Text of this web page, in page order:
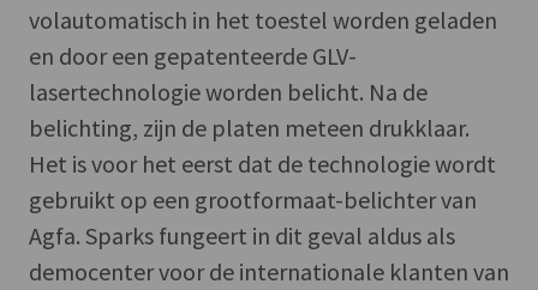
volautomatisch in het toestel worden geladen
en door een gepatenteerde GLV-
lasertechnologie worden belicht. Na de
belichting, zijn de platen meteen drukklaar.
Het is voor het eerst dat de technologie wordt
gebruikt op een grootformaat-belichter van
Agfa. Sparks fungeert in dit geval aldus als
democenter voor de internationale klanten van